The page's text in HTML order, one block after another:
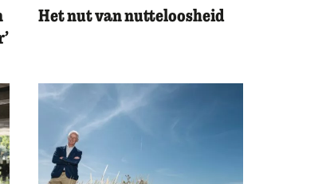
Het nut van nutteloosheid